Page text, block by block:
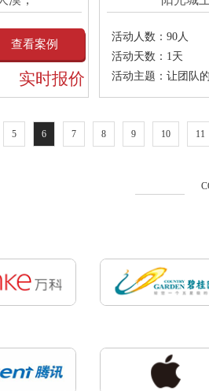
查看案例
实时报价
活动人数： 90人
活动天数： 1天
活动主题： 让团队的每一位成员
5 6 7 8 9 10 11